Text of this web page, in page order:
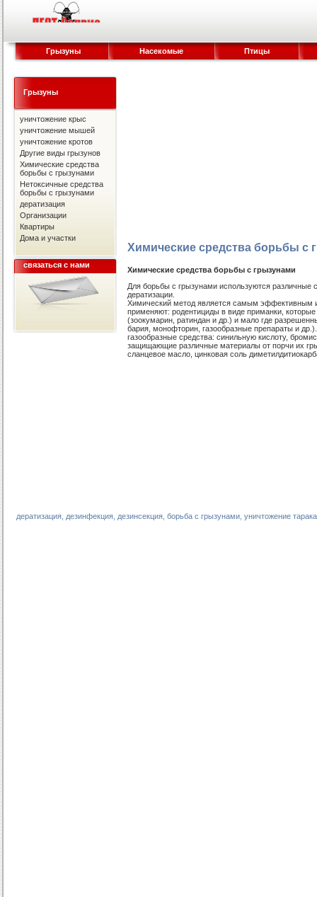
Грызуны Насекомые Птицы
Грызуны
уничтожение крыс
уничтожение мышей
уничтожение кротов
Другие виды грызунов
Химические средства
борьбы с грызунами
Нетоксичные средства
борьбы с грызунами
дератизация
Организации
Квартиры
Дома и участки
связаться с нами
Химические средства борьбы с
Химические средства борьбы с грызунами
Для борьбы с грызунами используются
дератизации.
Химический метод является самым эффективным
применяют: родентициды в виде приманки,
(зоокумарин, ратиндан и др.) и мало где
бария, монофторин, газообразные препараты и
газообразные средства: синильную кислоту,
защищающие различные материалы от порчи их
сланцевое масло, цинковая соль
дератизация, дезинфекция, дезинсекция, борьба с грызунами, уничтожение